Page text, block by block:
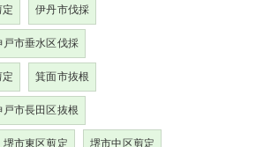
伊丹市伐採
戸市垂水区伐採
箕面市抜根
戸市長田区抜根
堺市東区剪定 堺市中区剪定